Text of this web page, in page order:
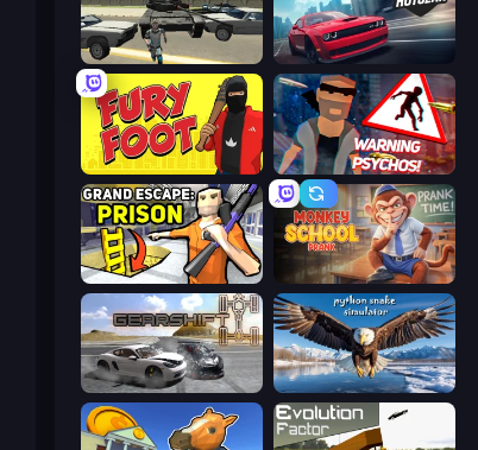
Hotgear
Fury Foot City of Psychos
Grand Escape: Prison Monkey School Prank
Gearshift One Python Snake Simulator